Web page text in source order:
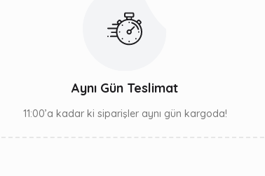
Aynı Gün Teslimat
11:00’a kadar ki siparişler aynı gün kargoda!